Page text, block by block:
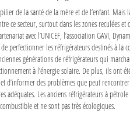
de la santé de la mère et de l’enfant. Mais
ce secteur, surtout dans les zones reculées et
avec l’UNICEF, l’association GAVI,
perfectionner les réfrigérateurs destinés à la
générations de réfrigérateurs qui
à l’énergie solaire. De plus, ils ont
d’informer des problèmes que peut
adéquates. Les anciens réfrigérateurs à
et ne sont pas très écologiques.